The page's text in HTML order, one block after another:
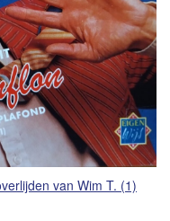
van Wim T. (1)